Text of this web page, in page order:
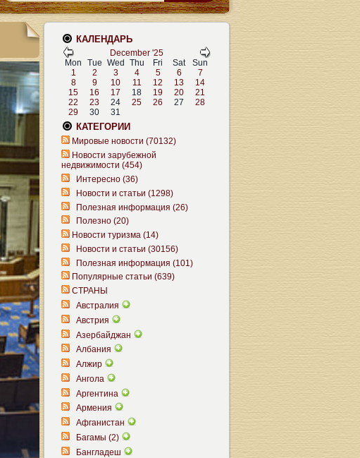
КАЛЕНДАРЬ
December '25
Mon
Tue Wed Thu Fri Sat
Sun
1
2 3 4 5 6
7
8
9 10 11 12 13
14
15
16 17 18 19 20
21
22
23 24 25 26 27
28
29
30 31
КАТЕГОРИИ
Мировые новости (70132)
Новости зарубежной
недвижимости (454)
Интересно (36)
Новости и статьи (1298)
Полезная информация (26)
Полезно (20)
Новости туризма (14)
Новости и статьи (30156)
Полезная информация (101)
Популярные статьи (639)
СТРАНЫ
Австралия
Австрия
Азербайджан
Албания
Алжир
Ангола
Аргентина
Армения
Афганистан
Багамы (2)
Бангладеш